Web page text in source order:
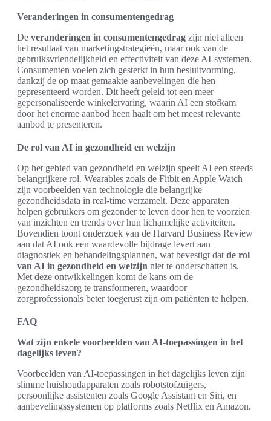
Veranderingen in consumentengedrag
De veranderingen in consumentengedrag zijn niet alleen
het resultaat van marketingstrategieën, maar ook van de
gebruiksvriendelijkheid en effectiviteit van deze AI-systemen.
Consumenten voelen zich gesterkt in hun besluitvorming,
dankzij de op maat gemaakte aanbevelingen die hen
gepresenteerd worden. Dit heeft geleid tot een meer
gepersonaliseerde winkelervaring, waarin AI een stofkam
door het enorme aanbod heen haalt om het meest relevante
aanbod te presenteren.
De rol van AI in gezondheid en welzijn
Op het gebied van gezondheid en welzijn speelt AI een steeds
belangrijkere rol. Wearables zoals de Fitbit en Apple Watch
zijn voorbeelden van technologie die belangrijke
gezondheidsdata in real-time verzamelt. Deze apparaten
helpen gebruikers om gezonder te leven door hen te voorzien
van inzichten en trends over hun lichamelijke activiteiten.
Bovendien toont onderzoek van de Harvard Business Review
aan dat AI ook een waardevolle bijdrage levert aan
diagnostiek en behandelingsplannen, wat bevestigt dat de rol
van AI in gezondheid en welzijn niet te onderschatten is.
Met deze ontwikkelingen komt de kans om de
gezondheidszorg te transformeren, waardoor
zorgprofessionals beter toegerust zijn om patiënten te helpen.
FAQ
Wat zijn enkele voorbeelden van AI-toepassingen in het
dagelijks leven?
Voorbeelden van AI-toepassingen in het dagelijks leven zijn
slimme huishoudapparaten zoals robotstofzuigers,
persoonlijke assistenten zoals Google Assistant en Siri, en
aanbevelingssystemen op platforms zoals Netflix en Amazon.